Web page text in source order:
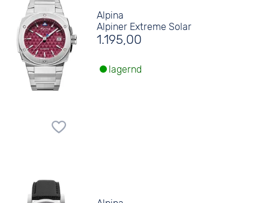
Alpina
Alpiner Extreme Solar
1.195,00
lagernd